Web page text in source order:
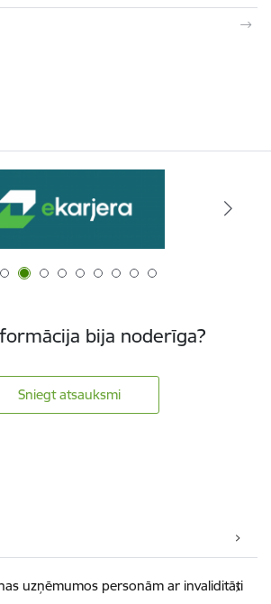
bija noderīga?
Sniegt atsauksmi
uzņēmumos personām ar invaliditāti